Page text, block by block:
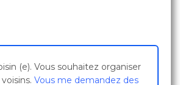
(e). Vous souhaitez organiser
Vous me demandez des